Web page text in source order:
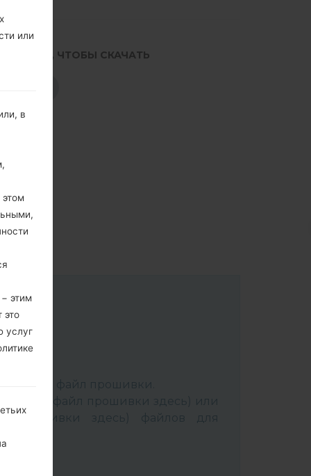
ЧТОБЫ СКАЧАТЬ
прошивки здесь) файлов для
или
в
этом
этим
это
услуг